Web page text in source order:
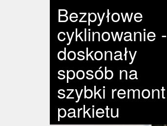
Bezpyłowe
cyklinowanie -
doskonały
sposób na
szybki remont
parkietu